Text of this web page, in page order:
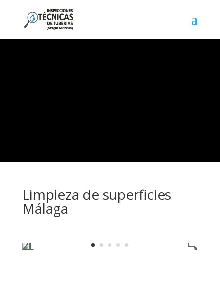
Limpieza de superficies
Málaga